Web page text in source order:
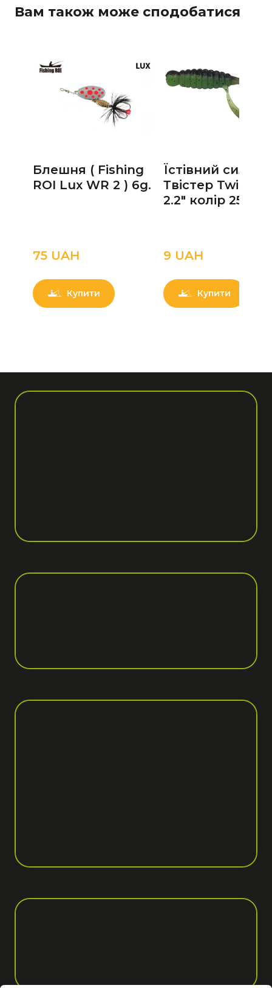
Вам також може сподобатися
Блешня ( Fishing
ROI Lux WR 2 ) 6g.
75 UAН
Купити
Їстівний
Твістер Twister
2.2" колір 25 UV
9 UAН
Купити